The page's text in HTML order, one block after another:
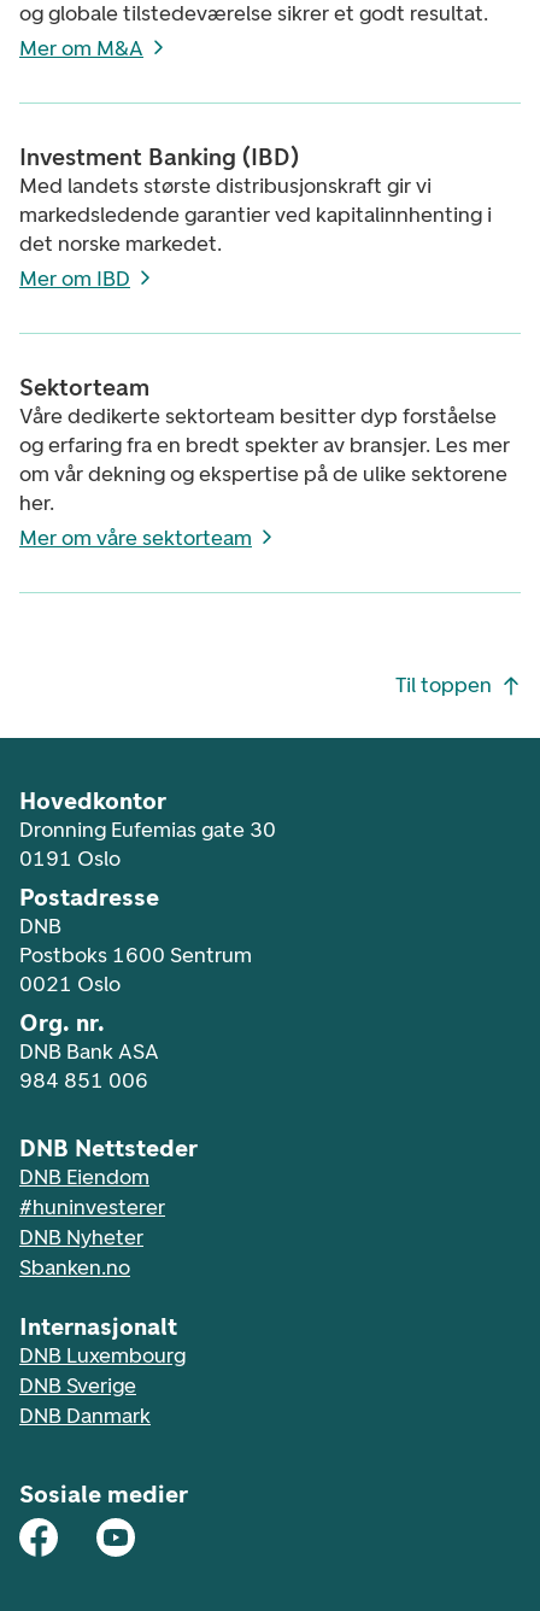
og globale tilstedeværelse sikrer et godt resultat.
Mer om M&A
Investment Banking (IBD)
Med landets største distribusjonskraft gir vi
markedsledende garantier ved kapitalinnhenting i
det norske markedet.
Mer om IBD
Sektorteam
Våre dedikerte sektorteam besitter dyp forståelse
og erfaring fra en bredt spekter av bransjer. Les mer
om vår dekning og ekspertise på de ulike sektorene
her.
Mer om våre sektorteam
Til toppen
Hovedkontor
Dronning Eufemias gate 30
0191 Oslo
Postadresse
DNB
Postboks 1600 Sentrum
0021 Oslo
Org. nr.
DNB Bank ASA
984 851 006
DNB Nettsteder
DNB Eiendom
#huninvesterer
DNB Nyheter
Sbanken.no
Internasjonalt
DNB Luxembourg
DNB Sverige
DNB Danmark
Sosiale medier